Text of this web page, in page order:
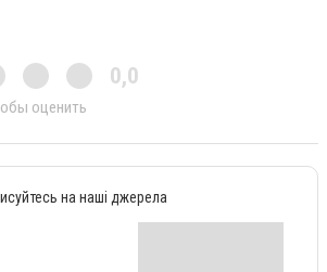
0,0
оценить
на наші джерела